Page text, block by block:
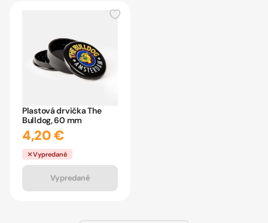
Plastová drvička The
Bulldog, 60 mm
4,20 €
Vypredané
Vypredané